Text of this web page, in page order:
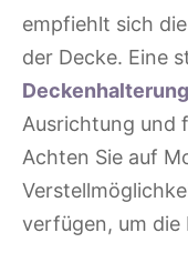
empfiehlt sich
der Decke. Eine
Deckenhalterung
Ausrichtung und
Achten Sie auf
verfügen, um die